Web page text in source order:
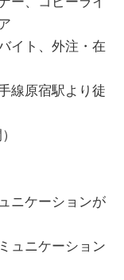
イト、外注・在
線原宿駅より徒
ニケーションが
ュニケーション